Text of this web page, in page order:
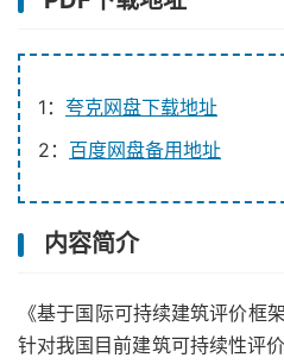
1： 夸克网盘下载地址
2： 百度网盘备用地址
内容简介
《基于国际可持续建筑评价框
针对我国目前建筑可持续性评